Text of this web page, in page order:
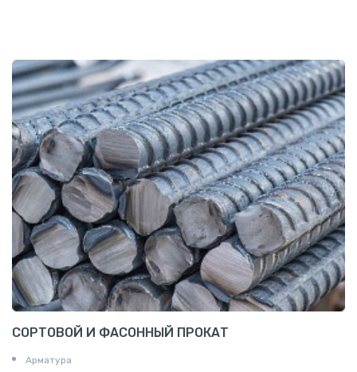
СОРТОВОЙ И ФАСОННЫЙ ПРОКАТ
Арматура